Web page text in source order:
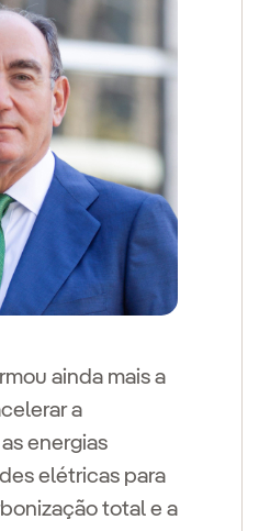
ainda mais a
a
energias
elétricas para
total e a